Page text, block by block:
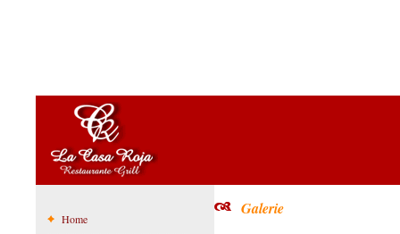
Home
Galerie